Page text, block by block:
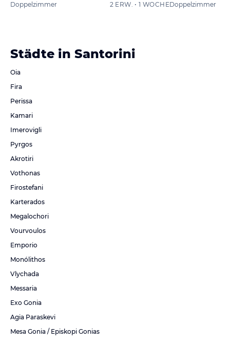
Doppelzimmer
2 ERW. • 1 WOCHEDoppelzimmer
Städte in Santorini
Oia
Fira
Perissa
Kamari
Imerovigli
Pyrgos
Akrotiri
Vothonas
Firostefani
Karterados
Megalochori
Vourvoulos
Emporio
Monólithos
Vlychada
Messaria
Exo Gonia
Agia Paraskevi
Mesa Gonia / Episkopi Gonias